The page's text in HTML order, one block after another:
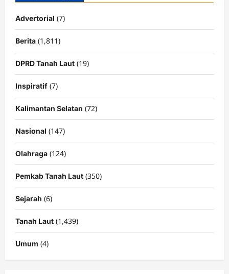
Advertorial (7)
Berita (1,811)
DPRD Tanah Laut (19)
Inspiratif (7)
Kalimantan Selatan (72)
Nasional (147)
Olahraga (124)
Pemkab Tanah Laut (350)
Sejarah (6)
Tanah Laut (1,439)
Umum (4)